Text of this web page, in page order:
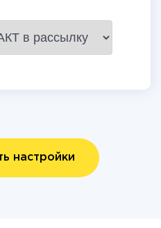
настройки